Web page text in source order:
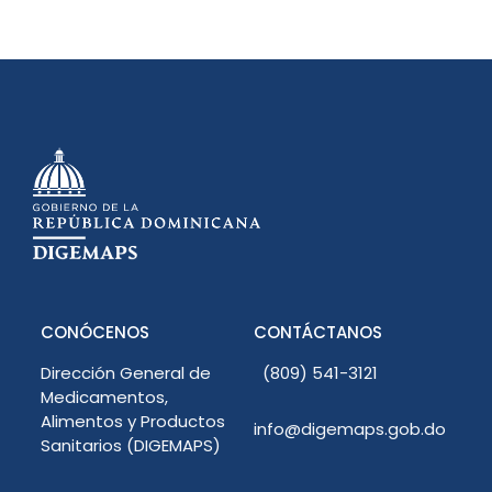
CONÓCENOS
Dirección General de
Medicamentos,
Alimentos y Productos
Sanitarios (DIGEMAPS)
CONTÁCTANOS
(809) 541-3121
info@digemaps.gob.do